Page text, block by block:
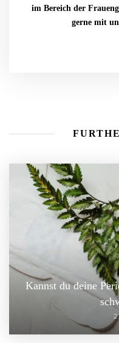
im Bereich der
gerne mit
Kannst du deine